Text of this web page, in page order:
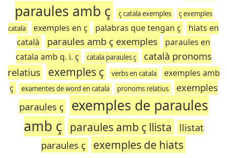
paraules amb ç
ç catala exemples
ç exemples
catala
exemples en ç palabras que tengan ç
hiats en
català
paraules amb ç exemples
paraules en
catala amb q. i. ç
catala paraules ç
català pronoms
relatius
exemples ç verbs en catala
exemples amb
ç
examentes de word en catala pronoms relatius
exemples
paraules ç
exemples de paraules
amb ç paraules amb ç llista
llistat
paraules ç
exemples de hiats